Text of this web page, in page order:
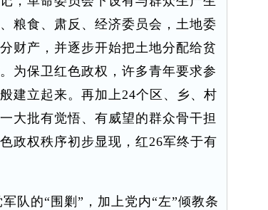
粮食、肃反、经济委员会，土地委
财产，并逐步开始把土地分配给贫
为保卫红色政权，许多青年要求参
建立起来。再加上24个区、乡、村
大批有觉悟、有威望的群众骨干担
政权秩序初步显现，红26军终于有
队的“围剿”，加上党内“左”倾教条